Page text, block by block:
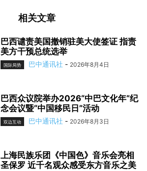
相关文章
巴西谴责美国撤销驻美大使签证 指责
美方干预总统选举
国际局势 巴中通讯社 - 2026年8月4日
巴西众议院举办2026“中巴文化年”纪
念会议暨“中国移民日”活动
双边互动 巴中通讯社 - 2026年8月3日
上海民族乐团《中国色》音乐会亮相
圣保罗 近千名观众感受东方音乐之美